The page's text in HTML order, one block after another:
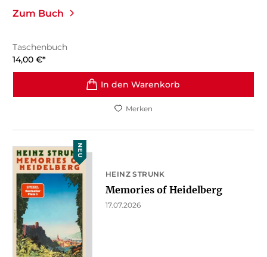
Zum Buch
Taschenbuch
14,00 €*
In den Warenkorb
Merken
NEU
HEINZ STRUNK
Memories of Heidelberg
17.07.2026